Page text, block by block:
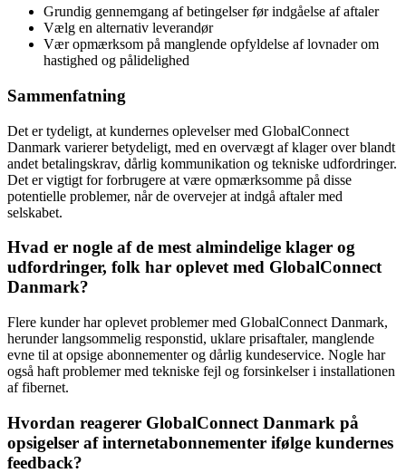
Grundig gennemgang af betingelser før indgåelse af aftaler
Vælg en alternativ leverandør
Vær opmærksom på manglende opfyldelse af lovnader om
hastighed og pålidelighed
Sammenfatning
Det er tydeligt, at kundernes oplevelser med GlobalConnect
Danmark varierer betydeligt, med en overvægt af klager over blandt
andet betalingskrav, dårlig kommunikation og tekniske udfordringer.
Det er vigtigt for forbrugere at være opmærksomme på disse
potentielle problemer, når de overvejer at indgå aftaler med
selskabet.
Hvad er nogle af de mest almindelige klager og
udfordringer, folk har oplevet med GlobalConnect
Danmark?
Flere kunder har oplevet problemer med GlobalConnect Danmark,
herunder langsommelig responstid, uklare prisaftaler, manglende
evne til at opsige abonnementer og dårlig kundeservice. Nogle har
også haft problemer med tekniske fejl og forsinkelser i installationen
af fibernet.
Hvordan reagerer GlobalConnect Danmark på
opsigelser af internetabonnementer ifølge kundernes
feedback?